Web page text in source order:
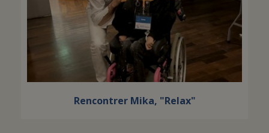
Rencontrer Mika, "Relax"